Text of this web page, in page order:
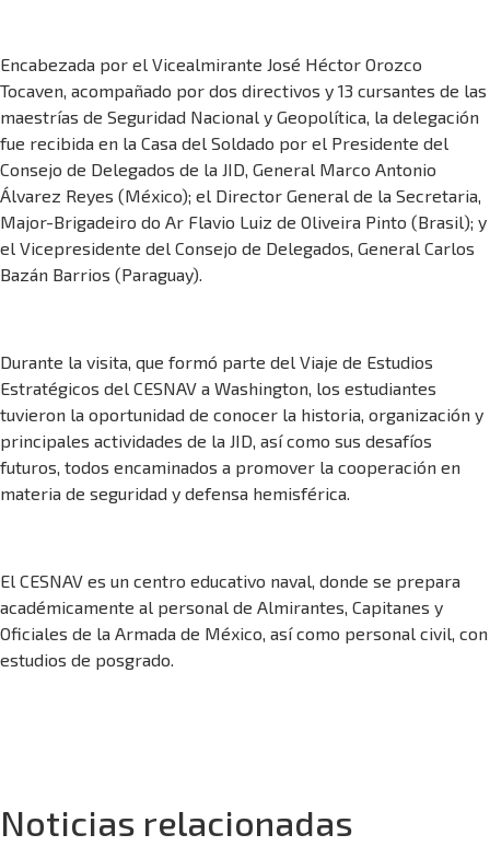
Encabezada por el Vicealmirante José Héctor Orozco
Tocaven, acompañado por dos directivos y 13 cursantes de las
maestrías de Seguridad Nacional y Geopolítica, la delegación
fue recibida en la Casa del Soldado por el Presidente del
Consejo de Delegados de la JID, General Marco Antonio
Álvarez Reyes (México); el Director General de la Secretaria,
Major-Brigadeiro do Ar Flavio Luiz de Oliveira Pinto (Brasil); y
el Vicepresidente del Consejo de Delegados, General Carlos
Bazán Barrios (Paraguay).
Durante la visita, que formó parte del Viaje de Estudios
Estratégicos del CESNAV a Washington, los estudiantes
tuvieron la oportunidad de conocer la historia, organización y
principales actividades de la JID, así como sus desafíos
futuros, todos encaminados a promover la cooperación en
materia de seguridad y defensa hemisférica.
El CESNAV es un centro educativo naval, donde se prepara
académicamente al personal de Almirantes, Capitanes y
Oficiales de la Armada de México, así como personal civil, con
estudios de posgrado.
Noticias relacionadas